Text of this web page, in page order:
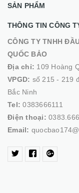
SẢN PHẨM
THÔNG TIN CÔNG
CÔNG TY TNHH
QUỐC BẢO
Địa chỉ: 109 Hoàng
VPGD: số 215 - 219
Bắc Ninh
Tel:0383666111
Điện thoại:
Email: